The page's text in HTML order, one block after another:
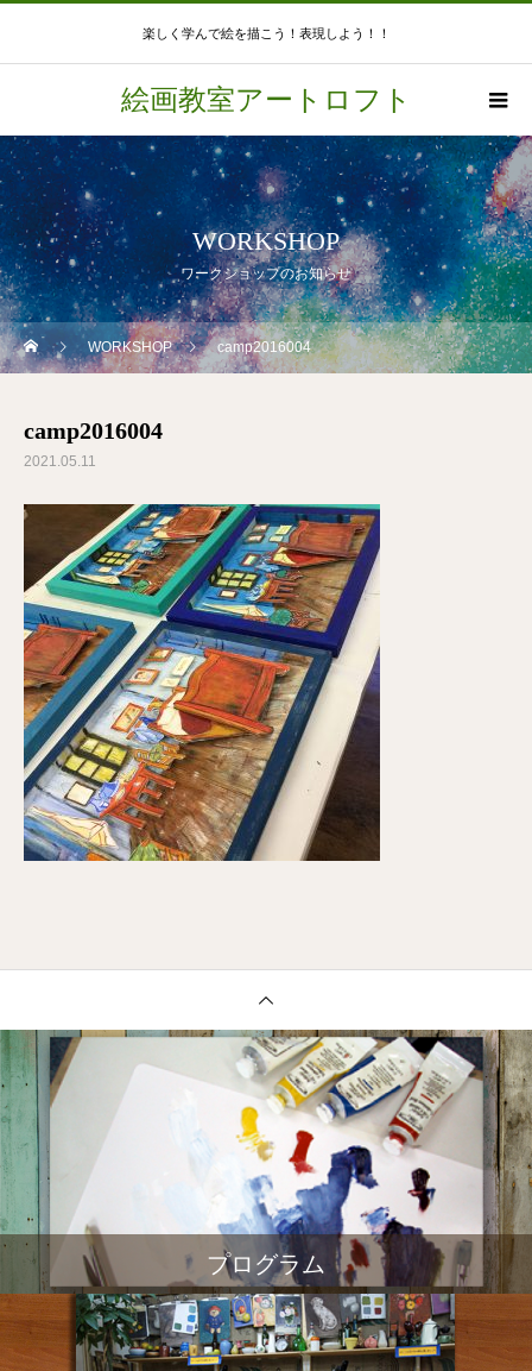
楽しく学んで絵を描こう！表現しよう！！
絵画教室アートロフト
WORKSHOP
ワークショップのお知らせ
WORKSHOP camp2016004
camp2016004
2021.05.11
プログラム